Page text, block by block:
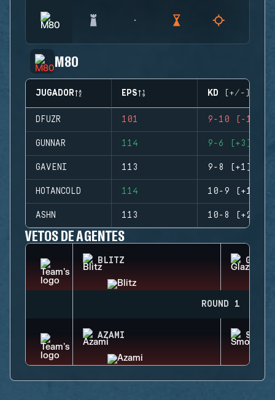
M80
JUGADOR EPS KD (+/-)
DFUZR 101 9-10 (-1)
GUNNAR 114 9-6 (+3)
GAVENI 113 9-8 (+1)
HOTANCOLD 114 10-9 (+1)
ASHN 113 10-8 (+2)
VETOS DE AGENTES
BLITZ GLAZ
ROUND 1
AZAMI SMOKE